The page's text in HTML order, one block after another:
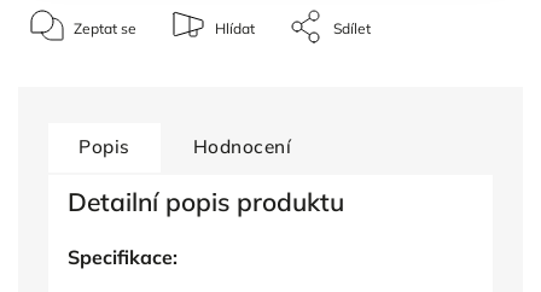
Zeptat se Hlídat Sdílet
Popis Hodnocení
Detailní popis produktu
Specifikace: